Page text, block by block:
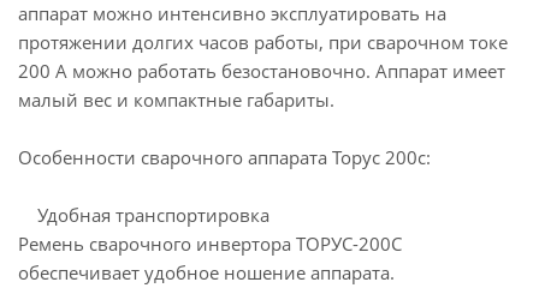
аппарат можно интенсивно эксплуатировать на
протяжении долгих часов работы, при сварочном токе
200 А можно работать безостановочно. Аппарат имеет
малый вес и компактные габариты.
Особенности сварочного аппарата Торус 200с:
Удобная транспортировка
Ремень сварочного инвертора ТОРУС-200С
обеспечивает удобное ношение аппарата.